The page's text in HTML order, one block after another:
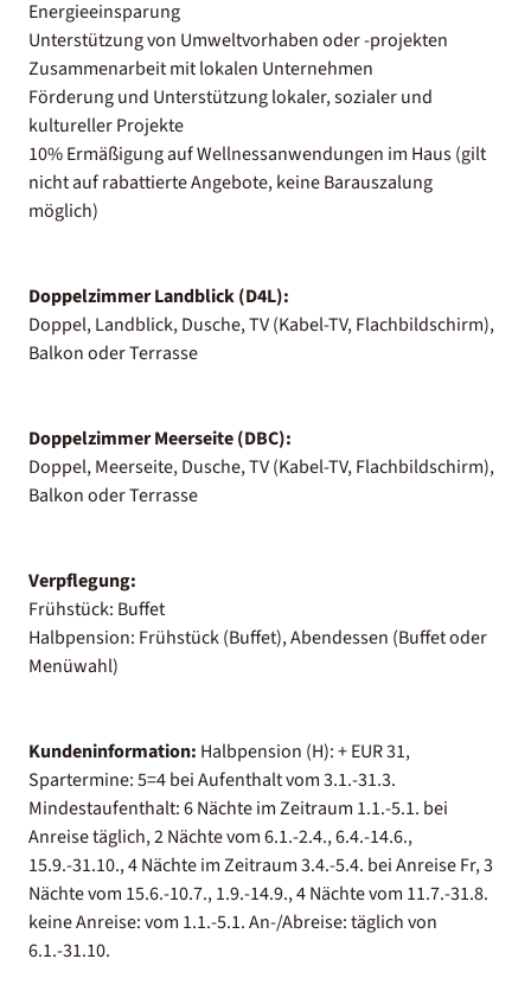
Energieeinsparung
Unterstützung von Umweltvorhaben oder -projekten
Zusammenarbeit mit lokalen Unternehmen
Förderung und Unterstützung lokaler, sozialer und
kultureller Projekte
10% Ermäßigung auf Wellnessanwendungen im Haus (gilt
nicht auf rabattierte Angebote, keine Barauszalung
möglich)
Doppelzimmer Landblick (D4L):
Doppel, Landblick, Dusche, TV (Kabel-TV, Flachbildschirm),
Balkon oder Terrasse
Doppelzimmer Meerseite (DBC):
Doppel, Meerseite, Dusche, TV (Kabel-TV, Flachbildschirm),
Balkon oder Terrasse
Verpflegung:
Frühstück: Buffet
Halbpension: Frühstück (Buffet), Abendessen (Buffet oder
Menüwahl)
Kundeninformation: Halbpension (H): + EUR 31,
Spartermine: 5=4 bei Aufenthalt vom 3.1.-31.3.
Mindestaufenthalt: 6 Nächte im Zeitraum 1.1.-5.1. bei
Anreise täglich, 2 Nächte vom 6.1.-2.4., 6.4.-14.6.,
15.9.-31.10., 4 Nächte im Zeitraum 3.4.-5.4. bei Anreise Fr, 3
Nächte vom 15.6.-10.7., 1.9.-14.9., 4 Nächte vom 11.7.-31.8.
keine Anreise: vom 1.1.-5.1. An-/Abreise: täglich von
6.1.-31.10.